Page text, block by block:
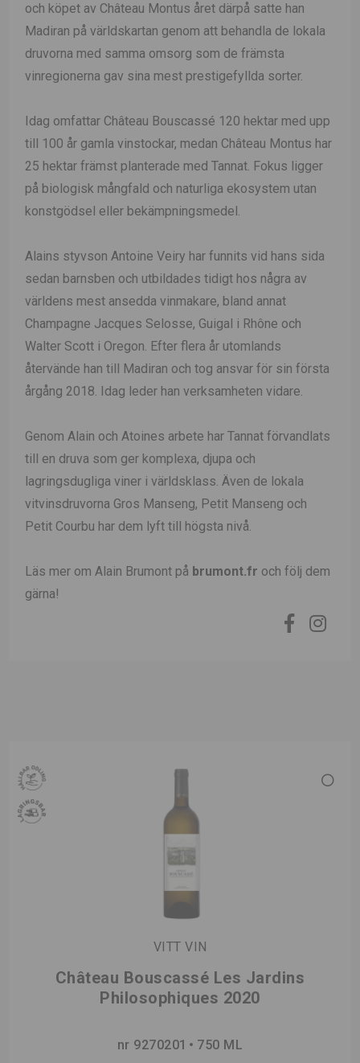
och köpet av Château Montus året därpå satte han
Madiran på världskartan genom att behandla de lokala
druvorna med samma omsorg som de främsta
vinregionerna gav sina mest prestigefyllda sorter.
Idag omfattar Château Bouscassé 120 hektar med upp
till 100 år gamla vinstockar, medan Château Montus har
25 hektar främst planterade med Tannat. Fokus ligger
på biologisk mångfald och naturliga ekosystem utan
konstgödsel eller bekämpningsmedel.
Alains styvson Antoine Veiry har funnits vid hans sida
sedan barnsben och utbildades tidigt hos några av
världens mest ansedda vinmakare, bland annat
Champagne Jacques Selosse, Guigal i Rhône och
Walter Scott i Oregon. Efter flera år utomlands
återvände han till Madiran och tog ansvar för sin första
årgång 2018. Idag leder han verksamheten vidare.
Genom Alain och Atoines arbete har Tannat förvandlats
till en druva som ger komplexa, djupa och
lagringsdugliga viner i världsklass. Även de lokala
vitvinsdruvorna Gros Manseng, Petit Manseng och
Petit Courbu har dem lyft till högsta nivå.
Läs mer om Alain Brumont på brumont.fr och följ dem
gärna!
VITT VIN
Château Bouscassé Les Jardins
Philosophiques 2020
nr 9270201 750 ML